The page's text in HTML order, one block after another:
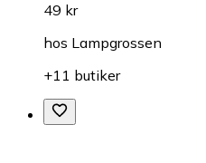
49 kr
hos Lampgrossen
+11 butiker